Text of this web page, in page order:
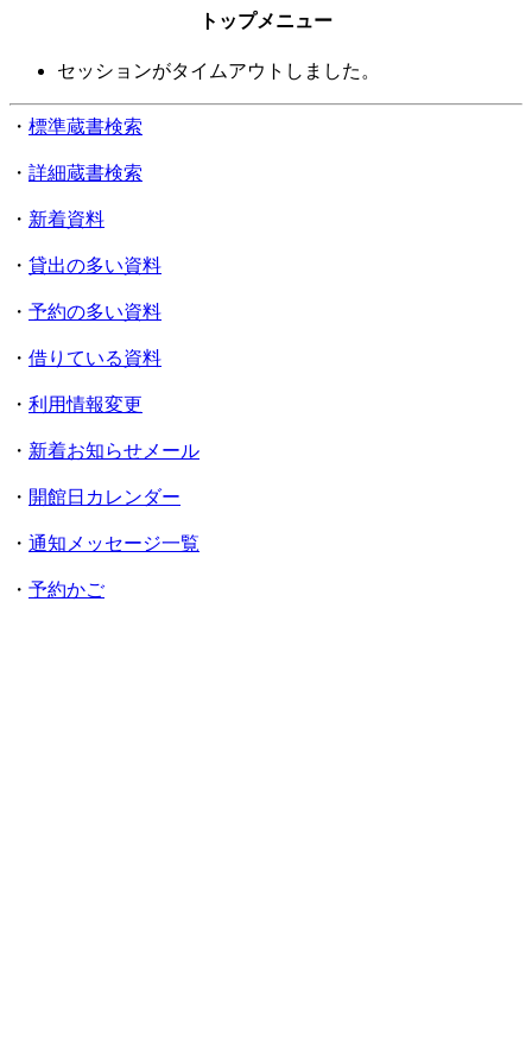
トップメニュー
セッションがタイムアウトしました。
・ 標準蔵書検索
・ 詳細蔵書検索
・ 新着資料
・ 貸出の多い資料
・ 予約の多い資料
・ 借りている資料
・ 利用情報変更
・ 新着お知らせメール
・ 開館日カレンダー
・ 通知メッセージ一覧
・ 予約かご